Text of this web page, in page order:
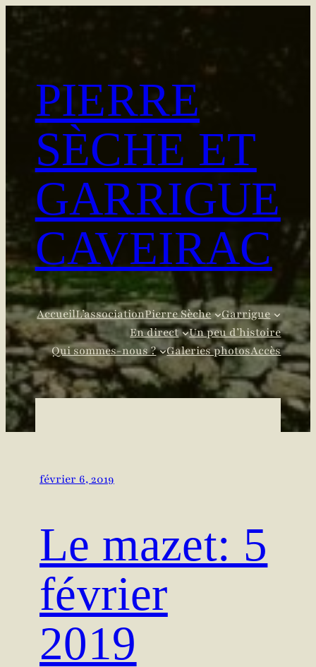
Aller
PIERRE
SÈCHE ET
GARRIGUE
CAVEIRAC
AccueilL’associationPierre Sèche
Garrigue
En direct
Un peu d’histoire
Qui sommes-nous ?
Galeries photosAccès
février 6, 2019
Le mazet: 5
février
2019